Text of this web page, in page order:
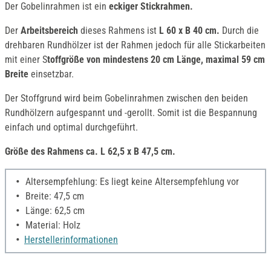
Der Gobelinrahmen ist ein eckiger Stickrahmen.
Der Arbeitsbereich dieses Rahmens ist L 60 x B 40 cm. Durch die
drehbaren Rundhölzer ist der Rahmen jedoch für alle Stickarbeiten
mit einer Stoffgröße von mindestens 20 cm Länge, maximal 59 cm
Breite einsetzbar.
Der Stoffgrund wird beim Gobelinrahmen zwischen den beiden
Rundhölzern aufgespannt und -gerollt. Somit ist die Bespannung
einfach und optimal durchgeführt.
Größe des Rahmens ca. L 62,5 x B 47,5 cm.
Altersempfehlung: Es liegt keine Altersempfehlung vor
Breite: 47,5 cm
Länge: 62,5 cm
Material: Holz
Herstellerinformationen